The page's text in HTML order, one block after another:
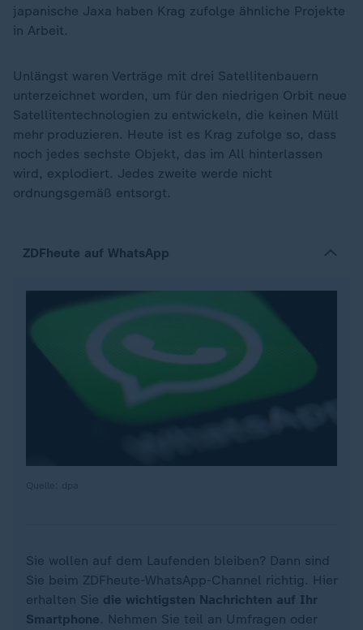
japanische Jaxa haben Krag zufolge ähnliche Projekte
in Arbeit.
Unlängst waren Verträge mit drei Satellitenbauern
unterzeichnet worden, um für den niedrigen Orbit neue
Satellitentechnologien zu entwickeln, die keinen Müll
mehr produzieren. Heute ist es Krag zufolge so, dass
noch jedes sechste Objekt, das im All hinterlassen
wird, explodiert. Jedes zweite werde nicht
ordnungsgemäß entsorgt.
ZDFheute auf WhatsApp
Sie wollen auf dem Laufenden bleiben? Dann sind
Sie beim ZDFheute-WhatsApp-Channel richtig. Hier
erhalten Sie die wichtigsten Nachrichten auf Ihr
Smartphone. Nehmen Sie teil an Umfragen oder